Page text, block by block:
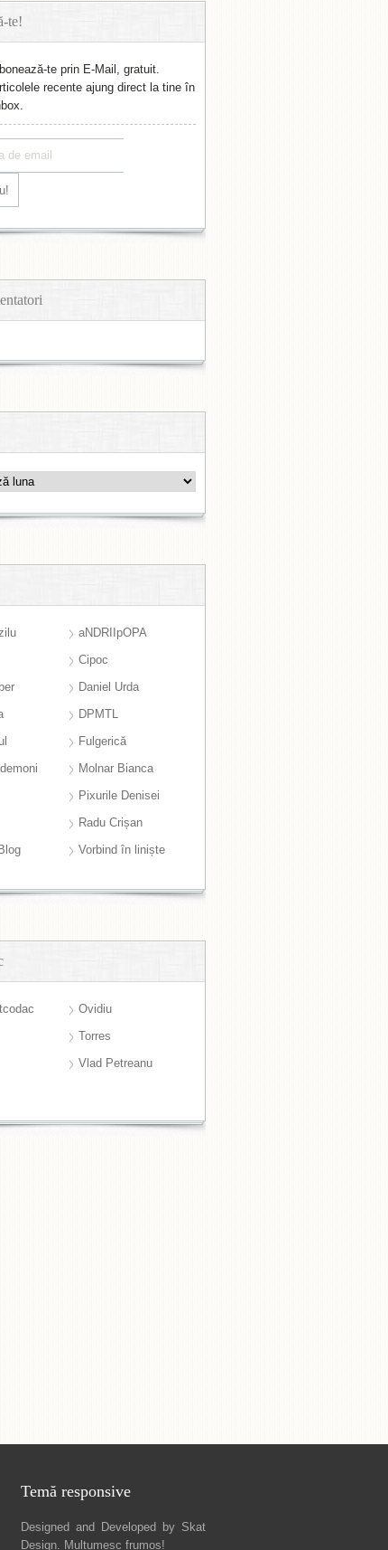
te!
te prin E-Mail, gratuit.
recente ajung direct la tine în
aNDRIIpOPA
Cipoc
Daniel Urda
DPMTL
Fulgerică
Molnar Bianca
Pixurile Denisei
Radu Crișan
Vorbind în liniște
Ovidiu
Torres
Vlad Petreanu
Temă responsive
Designed and Developed by Skat
Design. Mulțumesc frumos!